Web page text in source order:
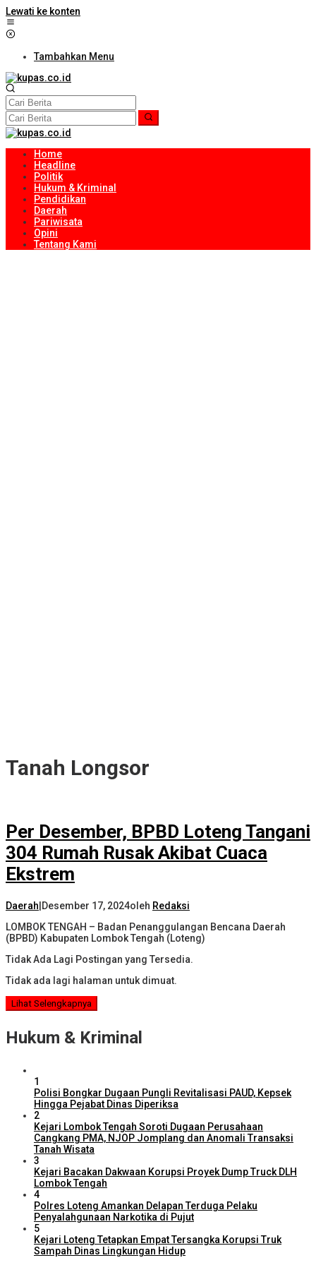
Lewati ke konten
Tambahkan Menu
Home
Headline
Politik
Hukum & Kriminal
Pendidikan
Daerah
Pariwisata
Opini
Tentang Kami
Tanah Longsor
Per Desember, BPBD Loteng Tangani
304 Rumah Rusak Akibat Cuaca
Ekstrem
Daerah Desember 17, 2024oleh Redaksi
LOMBOK TENGAH – Badan Penanggulangan Bencana Daerah
(BPBD) Kabupaten Lombok Tengah (Loteng)
Tidak Ada Lagi Postingan yang Tersedia.
Tidak ada lagi halaman untuk dimuat.
Lihat Selengkapnya
Hukum & Kriminal
1
Polisi Bongkar Dugaan Pungli Revitalisasi PAUD, Kepsek
Hingga Pejabat Dinas Diperiksa
2
Kejari Lombok Tengah Soroti Dugaan Perusahaan
Cangkang PMA, NJOP Jomplang dan Anomali Transaksi
Tanah Wisata
3
Kejari Bacakan Dakwaan Korupsi Proyek Dump Truck DLH
Lombok Tengah
4
Polres Loteng Amankan Delapan Terduga Pelaku
Penyalahgunaan Narkotika di Pujut
5
Kejari Loteng Tetapkan Empat Tersangka Korupsi Truk
Sampah Dinas Lingkungan Hidup